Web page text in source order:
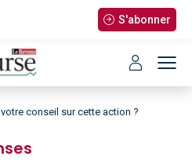
S'abonner
conseil sur cette action ?